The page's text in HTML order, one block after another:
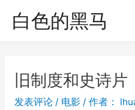
白色的黑马
旧制度和史诗片
发表评论 / 电影/ 作者：